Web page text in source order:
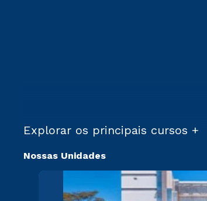
Explorar os principais cursos +
Nossas Unidades